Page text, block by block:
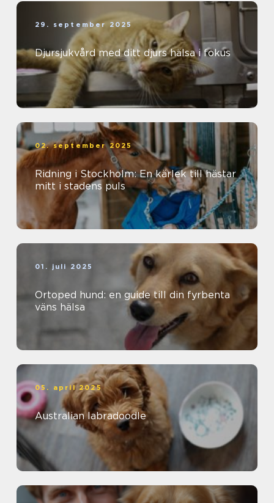
29. september 2025
Djursjukvård med ditt djurs hälsa i fokus
02. september 2025
Ridning i Stockholm: En kärlek till hästar
mitt i stadens puls
01. juli 2025
Ortoped hund: en guide till din fyrbenta
väns hälsa
05. april 2025
Australian labradoodle